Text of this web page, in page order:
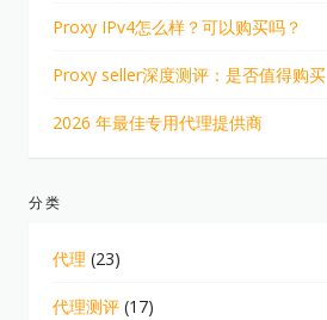
Proxy IPv4怎么样？可以购买吗？
Proxy seller深度测评：是否值得购买
2026 年最佳专用代理提供商
分类
代理 (23)
代理测评 (17)